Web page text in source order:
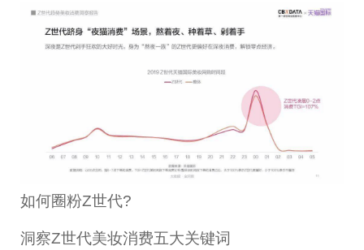
如何圈粉Z世代?
洞察Z世代美妆消费五大关键词